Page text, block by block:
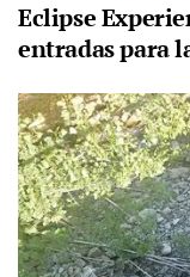
Eclipse
entradas para